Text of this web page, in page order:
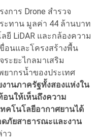
การ Drone สำรวจ
ะทาน มูลค่า 44 ล้านบาท
ยี LiDAR และกล้องความ
อนและโครงสร้างพื้น
ะยะไกลมาเสริม
ากรน้ำของประเทศ
งานภาครัฐทั้งสองแห่งใน
อนให้เห็นถึงความ
คโนโลยีอากาศยานได้
ภัยสาธารณะและงาน
าว